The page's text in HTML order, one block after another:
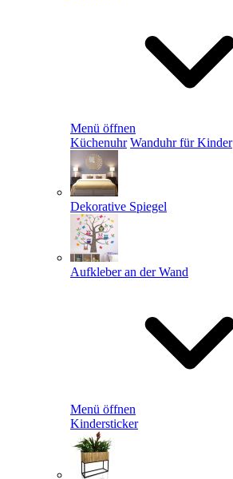
Menü öffnen
Küchenuhr Wanduhr für Kinder
Dekorative Spiegel
Aufkleber an der Wand
Menü öffnen
Kindersticker